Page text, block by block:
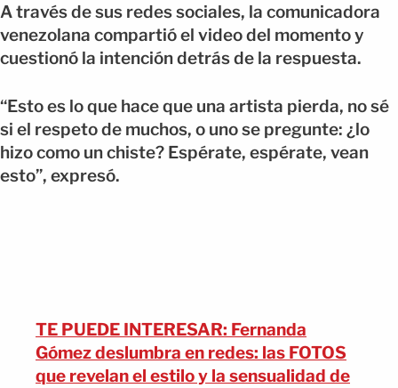
A través de sus redes sociales, la comunicadora
venezolana compartió el video del momento y
cuestionó la intención detrás de la respuesta.
“Esto es lo que hace que una artista pierda, no sé
si el respeto de muchos, o uno se pregunte: ¿lo
hizo como un chiste? Espérate, espérate, vean
esto”, expresó.
TE PUEDE INTERESAR: Fernanda
Gómez deslumbra en redes: las FOTOS
que revelan el estilo y la sensualidad de